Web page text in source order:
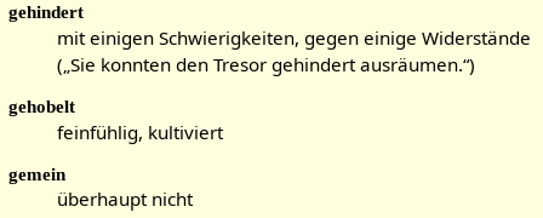
gehindert
mit einigen Schwierigkeiten, gegen einige Widerstände
(„Sie konnten den Tresor gehindert ausräumen.“)
gehobelt
feinfühlig, kultiviert
gemein
überhaupt nicht